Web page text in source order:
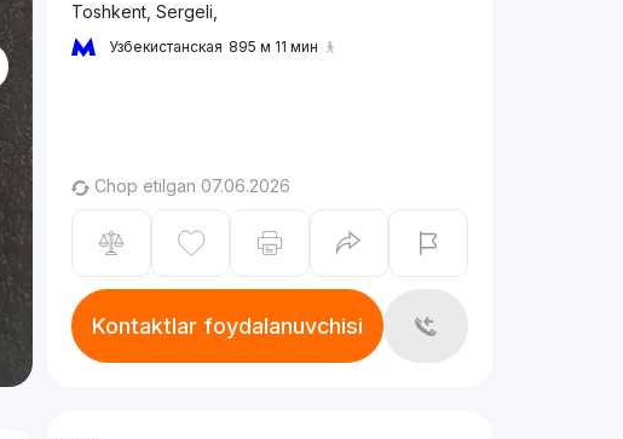
Toshkent, Sergeli,
Узбекистанская 895 м 11 мин
Chop etilgan 07.06.2026
Kontaktlar foydalanuvchisi